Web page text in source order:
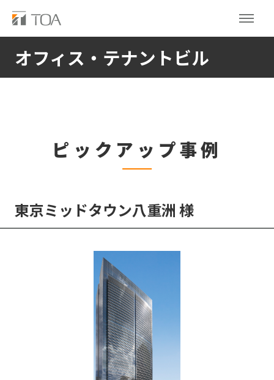
オフィス・テナントビル
ピックアップ事例
東京ミッドタウン八重洲 様